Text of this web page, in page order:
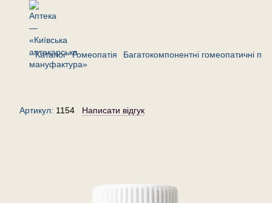
Каталог Гомеопатія Багатокомпонентні гомеопатичні
Комплекс «R»— гранули
Артикул: 1154 Написати відгук